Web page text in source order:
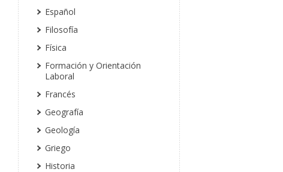
Español
Filosofía
Física
Formación y Orientación
Laboral
Francés
Geografía
Geología
Griego
Historia